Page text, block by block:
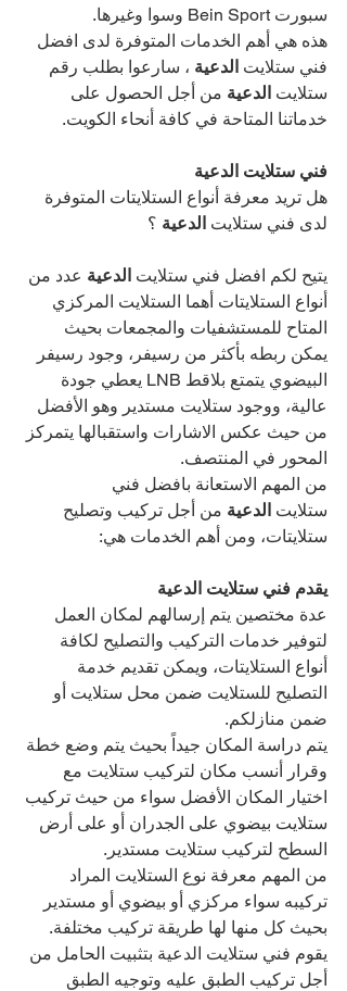
سبورت Bein Sport وسوا وغيرها.
هذه هي أهم الخدمات المتوفرة لدى افضل
فني ستلايت الدعية ، سارعوا بطلب رقم
ستلايت الدعية من أجل الحصول على
خدماتنا المتاحة في كافة أنحاء الكويت.
فني ستلايت الدعية
هل تريد معرفة أنواع الستلايتات المتوفرة
لدى فني ستلايت الدعية ؟
يتيح لكم افضل فني ستلايت الدعية عدد من
أنواع الستلايتات أهما الستلايت المركزي
المتاح للمستشفيات والمجمعات بحيث
يمكن ربطه بأكثر من رسيفر، وجود رسيفر
البيضوي يتمتع بلاقط LNB يعطي جودة
عالية، ووجود ستلايت مستدير وهو الأفضل
من حيث عكس الاشارات واستقبالها يتمركز
المحور في المنتصف.
من المهم الاستعانة بافضل فني
ستلايت الدعية من أجل تركيب وتصليح
ستلايتات، ومن أهم الخدمات هي:
يقدم فني ستلايت الدعية
عدة مختصين يتم إرسالهم لمكان العمل
لتوفير خدمات التركيب والتصليح لكافة
أنواع الستلايتات، ويمكن تقديم خدمة
التصليح للستلايت ضمن محل ستلايت أو
ضمن منازلكم.
يتم دراسة المكان جيداً بحيث يتم وضع خطة
وقرار أنسب مكان لتركيب ستلايت مع
اختيار المكان الأفضل سواء من حيث تركيب
ستلايت بيضوي على الجدران أو على أرض
السطح لتركيب ستلايت مستدير.
من المهم معرفة نوع الستلايت المراد
تركيبه سواء مركزي أو بيضوي أو مستدير
بحيث كل منها لها طريقة تركيب مختلفة.
يقوم فني ستلايت الدعية بتثبيت الحامل من
أجل تركيب الطبق عليه وتوجيه الطبق